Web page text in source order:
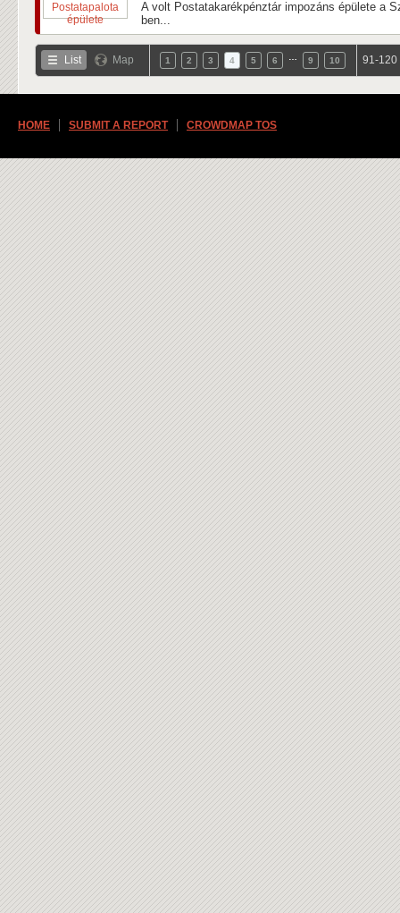
A volt Postatakarékpénztár impozáns épülete a
ben...
List Map 1 2 3 4 5 6 9 10 91-120
HOME SUBMIT A REPORT CROWDMAP TOS